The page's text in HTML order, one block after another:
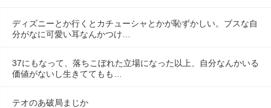
ディズニーとか行くとカチューシャとかが恥ずかしい。ブスな自
分がなに可愛い耳なんかつけ…
37にもなって、落ちこぼれた立場になった以上、自分なんかいる
価値がないし生きててもも…
テオのあ破局まじか